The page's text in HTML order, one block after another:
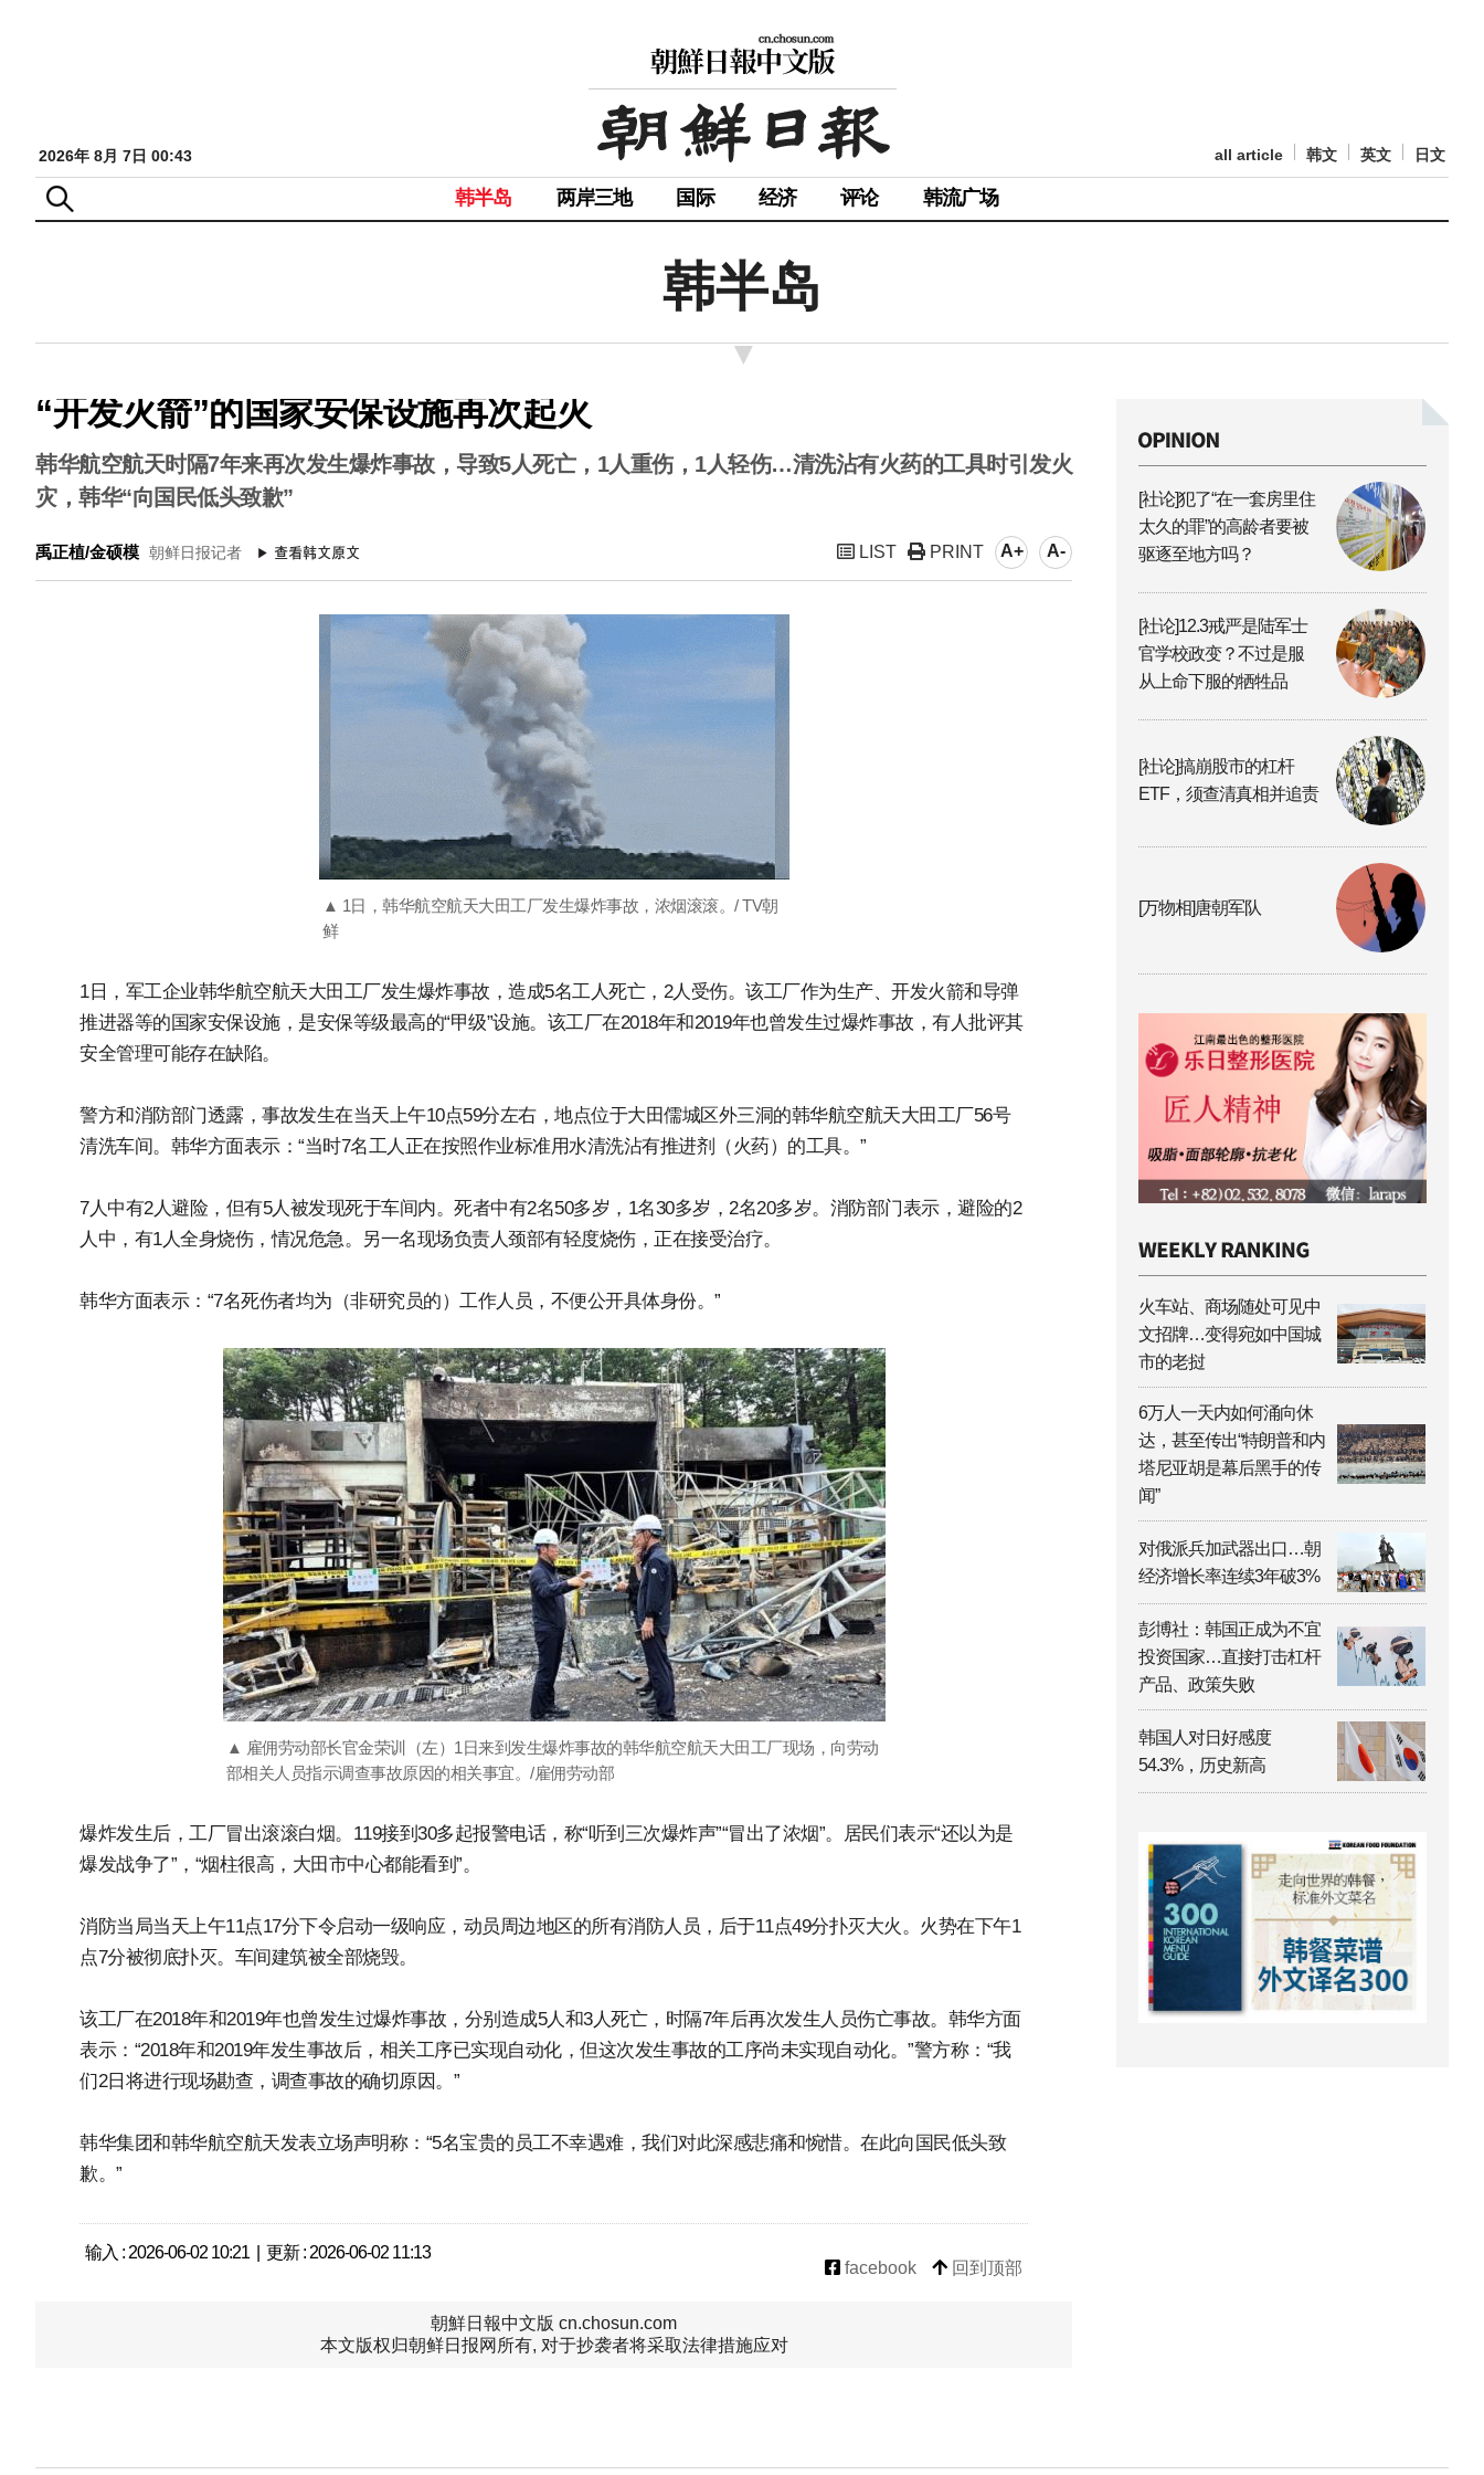
2026年 8月 7日 00:43 all article 韩文 英文 日文
韩半岛 两岸三地 国际 经济 评论 韩流广场
韩半岛
“开发火箭”的国家安保设施再次起火
韩华航空航天时隔7年来再次发生爆炸事故，导致5人死亡，1人重伤，1人轻伤…清洗沾有火药的工具时引发火
灾，韩华“向国民低头致歉”
禹正植/金硕模 朝鲜日报记者 LIST PRINT A+ A-
▲ 1日，韩华航空航天大田工厂发生爆炸事故，浓烟滚滚。/ TV朝
鲜
1日，军工企业韩华航空航天大田工厂发生爆炸事故，造成5名工人死亡，2人受伤。该工厂作为生产、开发火箭和导弹
推进器等的国家安保设施，是安保等级最高的“甲级”设施。该工厂在2018年和2019年也曾发生过爆炸事故，有人批评其
安全管理可能存在缺陷。
警方和消防部门透露，事故发生在当天上午10点59分左右，地点位于大田儒城区外三洞的韩华航空航天大田工厂56号
清洗车间。韩华方面表示：“当时7名工人正在按照作业标准用水清洗沾有推进剂（火药）的工具。”
7人中有2人避险，但有5人被发现死于车间内。死者中有2名50多岁，1名30多岁，2名20多岁。消防部门表示，避险的2
人中，有1人全身烧伤，情况危急。另一名现场负责人颈部有轻度烧伤，正在接受治疗。
韩华方面表示：“7名死伤者均为（非研究员的）工作人员，不便公开具体身份。”
▲ 雇佣劳动部长官金荣训（左）1日来到发生爆炸事故的韩华航空航天大田工厂现场，向劳动
部相关人员指示调查事故原因的相关事宜。/雇佣劳动部
爆炸发生后，工厂冒出滚滚白烟。119接到30多起报警电话，称“听到三次爆炸声”“冒出了浓烟”。居民们表示“还以为是
爆发战争了”，“烟柱很高，大田市中心都能看到”。
消防当局当天上午11点17分下令启动一级响应，动员周边地区的所有消防人员，后于11点49分扑灭大火。火势在下午1
点7分被彻底扑灭。车间建筑被全部烧毁。
该工厂在2018年和2019年也曾发生过爆炸事故，分别造成5人和3人死亡，时隔7年后再次发生人员伤亡事故。韩华方面
表示：“2018年和2019年发生事故后，相关工序已实现自动化，但这次发生事故的工序尚未实现自动化。”警方称：“我
们2日将进行现场勘查，调查事故的确切原因。”
韩华集团和韩华航空航天发表立场声明称：“5名宝贵的员工不幸遇难，我们对此深感悲痛和惋惜。在此向国民低头致
歉。”
输入 : 2026-06-02 10:21 | 更新 : 2026-06-02 11:13
facebook
回到顶部
朝鮮日報中文版 cn.chosun.com
本文版权归朝鲜日报网所有, 对于抄袭者将采取法律措施应对
[社论]犯了“在一套房里住
太久的罪”的高龄者要被
驱逐至地方吗？
[社论]12.3戒严是陆军士
官学校政变？不过是服
从上命下服的牺牲品
[社论]搞崩股市的杠杆
ETF，须查清真相并追责
[万物相]唐朝军队
火车站、商场随处可见中
文招牌…变得宛如中国城
市的老挝
6万人一天内如何涌向休
达，甚至传出“特朗普和内
塔尼亚胡是幕后黑手的传
闻”
对俄派兵加武器出口…朝
经济增长率连续3年破3%
彭博社：韩国正成为不宜
投资国家…直接打击杠杆
产品、政策失败
韩国人对日好感度
54.3%，历史新高